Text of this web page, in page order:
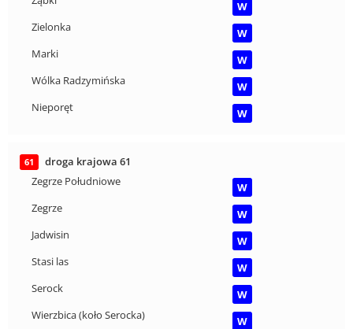
W
Zielonka
W
Marki
W
Wólka Radzymińska
W
Nieporęt
W
61
droga krajowa 61
Zegrze Południowe
W
Zegrze
W
Jadwisin
W
Stasi las
W
Serock
W
Wierzbica (koło Serocka)
W